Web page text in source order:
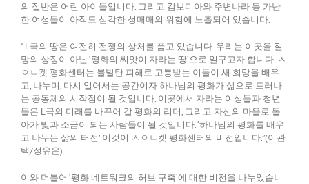
의 절반은 어린 아이들입니다. 그리고 캄보디아와 주변나라 등 가난
한 여성들이 아직도 심각한 성매매의 위험에 노출되어 있습니다.
“ L국의 땅은 여전히 전쟁의 상처를 품고 있습니다. 우리는 이곳을 절
망의 상징이 아닌 ‘평화의 씨앗이 자라는 땅’으로 일구고자 합니다. ㅅ
ㅇㄴ켓 평화센터는 불발탄 피해로 고통받는 이들이 새 희망을 배우
고, 나누며, 다시 일어서는 공간이자 하나님의 평화가 삶으로 드러나
는 공동체의 시작점이 될 것입니다. 이곳에서 자라는 여성들과 청년
들은 L국의 미래를 바꾸어 갈 평화의 리더, 그리고 자신의 마을로 돌
아가 빛과 소금이 되는 사람들이 될 것입니다. ‘하나님의 평화를 배우
고 나누는 삶의 터전’ 이것이 ㅅㅇㄴ켓 평화센터의 비전입니다.”(이관
택/정유은)
이와 더불어 ‘평화 네트워크의 허브 구축’에 대한 비전을 나누었습니